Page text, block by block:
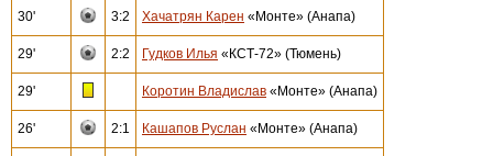
30' 3:2 Хачатрян Карен «Монте» (Анапа)
29' 2:2 Гудков Илья «КСТ-72» (Тюмень)
29' Коротин Владислав «Монте» (Анапа)
26' 2:1 Кашапов Руслан «Монте» (Анапа)